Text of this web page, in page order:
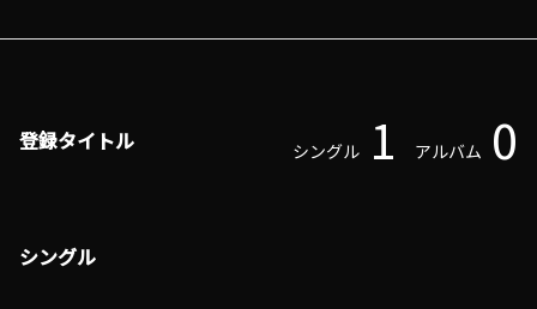
登録タイトル シングル 1 アルバム 0
シングル